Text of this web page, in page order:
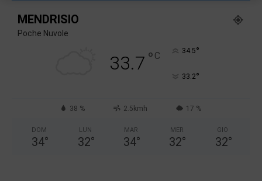
MENDRISIO
Poche Nuvole
33.7 ° C 34.5°
33.2°
38 % 2.5kmh 17 %
DOM
34°
LUN
32°
MAR
34°
MER
32°
GIO
32°